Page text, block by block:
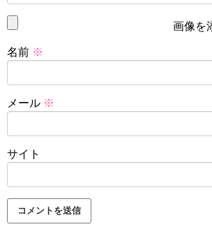
画像を
名前 ※
メール ※
サイト